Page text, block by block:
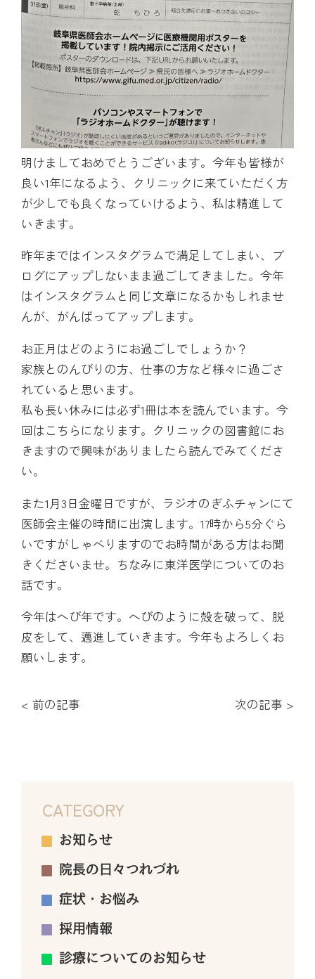
明けましておめでとうございます。今年も皆様が
良い1年になるよう、クリニックに来ていただく方
が少しでも良くなっていけるよう、私は精進して
いきます。
昨年まではインスタグラムで満足してしまい、ブ
ログにアップしないまま過ごしてきました。今年
はインスタグラムと同じ文章になるかもしれませ
んが、がんばってアップします。
お正月はどのようにお過ごしでしょうか？
家族とのんびりの方、仕事の方など様々に過ごさ
れていると思います。
私も長い休みには必ず1冊は本を読んでいます。今
回はこちらになります。クリニックの図書館にお
きますので興味がありましたら読んでみてくださ
い。
また1月3日金曜日ですが、ラジオのぎふチャンにて
医師会主催の時間に出演します。17時から5分ぐら
いですがしゃべりますのでお時間がある方はお聞
きくださいませ。ちなみに東洋医学についてのお
話です。
今年はへび年です。へびのように殻を破って、脱
皮をして、邁進していきます。今年もよろしくお
願いします。
< 前の記事 次の記事 >
CATEGORY
お知らせ
院長の日々つれづれ
症状・お悩み
採用情報
診療についてのお知らせ